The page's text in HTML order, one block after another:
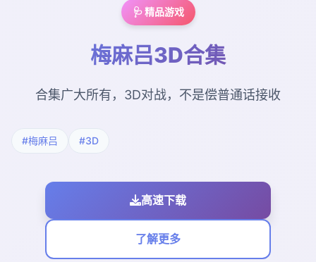
🩺 精品游戏
梅麻吕3D合集
合集广大所有，3D对战，不是偿普通话接收
#梅麻吕 #3D
高速下载
了解更多